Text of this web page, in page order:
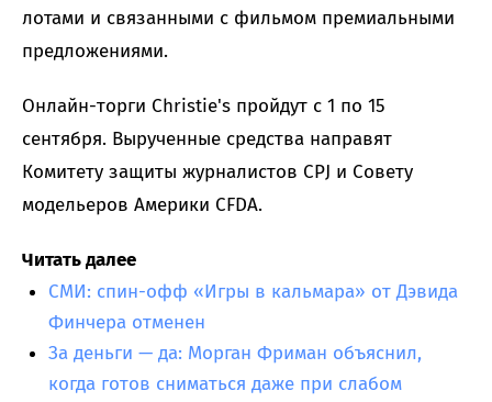
лотами и связанными с фильмом премиальными
предложениями.
Онлайн-торги Christie's пройдут с 1 по 15
сентября. Вырученные средства направят
Комитету защиты журналистов CPJ и Совету
модельеров Америки CFDA.
Читать далее
СМИ: спин-офф «Игры в кальмара» от Дэвида
Финчера отменен
За деньги — да: Морган Фриман объяснил,
когда готов сниматься даже при слабом